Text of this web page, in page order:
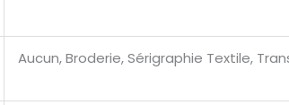
Aucun, Broderie, Sérigraphie Textile,